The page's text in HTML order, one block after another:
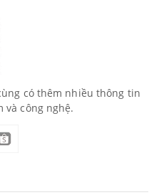
có thêm nhiều thông tin
và công nghệ.